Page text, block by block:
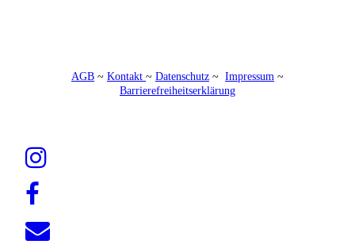
AGB ~ Kontakt ~ Datenschutz ~ Impressum ~
Barrierefreiheitserklärung